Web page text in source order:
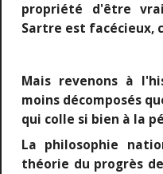
propriété d'être
Sartre est facécieux,
Mais revenons à
moins décomposés
qui colle si bien à la
La philosophie
théorie du progrès